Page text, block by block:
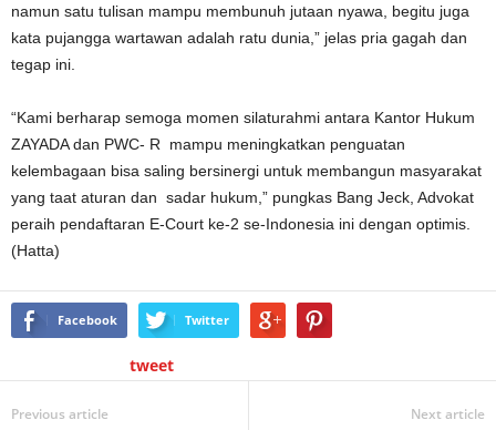
namun satu tulisan mampu membunuh jutaan nyawa, begitu juga
kata pujangga wartawan adalah ratu dunia,” jelas pria gagah dan
tegap ini.
“Kami berharap semoga momen silaturahmi antara Kantor Hukum
ZAYADA dan PWC- R mampu meningkatkan penguatan
kelembagaan bisa saling bersinergi untuk membangun masyarakat
yang taat aturan dan sadar hukum,” pungkas Bang Jeck, Advokat
peraih pendaftaran E-Court ke-2 se-Indonesia ini dengan optimis.
(Hatta)
Facebook Twitter
tweet
Previous article Next article